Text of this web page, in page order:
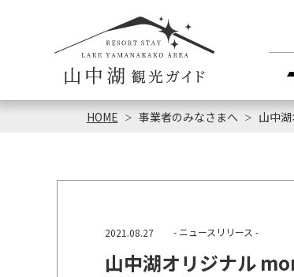
HOME 事業者のみなさまへ 山中
2021.08.27 - ニュースリリース -
山中湖オリジナル